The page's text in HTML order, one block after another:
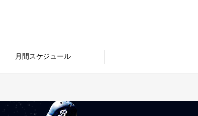
月間スケジュール